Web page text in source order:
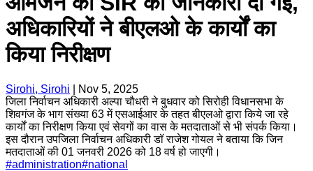
अधिकारियों ने बीएलओ के कार्यों का
किया निरीक्षण
Sirohi, Sirohi
Nov 5, 2025
जिला निर्वाचन अधिकारी अल्पा चौधरी ने बुधवार को सिरोही विधानसभा के
शिवगंज के भाग संख्या 63 में एसआईआर के तहत बीएलओ द्वारा किये जा रहे
कार्यों का निरीक्षण किया एवं सेवगों का वास के मतदाताओं से भी संपर्क किया।
इस दौरान उपजिला निर्वाचन अधिकारी डॉ राजेश गोयल ने बताया कि जिन
मतदाताओं की 01 जनवरी 2026 को 18 वर्ष हो जाएगी।
#administration#national